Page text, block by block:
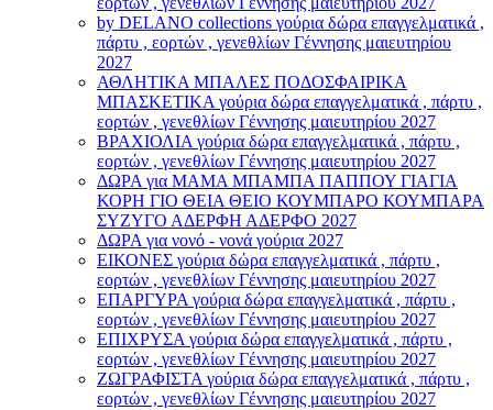
by DELANO collections γούρια δώρα επαγγελματικά ,
πάρτυ , εορτών , γενεθλίων Γέννησης μαιευτηρίου
2027
ΑΘΛΗΤΙΚΑ ΜΠΑΛΕΣ ΠΟΔΟΣΦΑΙΡΙΚΑ
ΜΠΑΣΚΕΤΙΚΑ γούρια δώρα επαγγελματικά , πάρτυ ,
εορτών , γενεθλίων Γέννησης μαιευτηρίου 2027
ΒΡΑΧΙΟΛΙA γούρια δώρα επαγγελματικά , πάρτυ ,
εορτών , γενεθλίων Γέννησης μαιευτηρίου 2027
ΔΩΡΑ για ΜΑΜΑ ΜΠΑΜΠΑ ΠΑΠΠΟΥ ΓΙΑΓΙΑ
ΚΟΡΗ ΓΙΟ ΘΕΙΑ ΘΕΙΟ ΚΟΥΜΠΑΡΟ ΚΟΥΜΠΑΡΑ
ΣΥΖΥΓΟ ΑΔΕΡΦΗ ΑΔΕΡΦΟ 2027
ΔΩΡΑ για νονό - νονά γούρια 2027
ΕΙΚΟΝΕΣ γούρια δώρα επαγγελματικά , πάρτυ ,
εορτών , γενεθλίων Γέννησης μαιευτηρίου 2027
ΕΠΑΡΓΥΡΑ γούρια δώρα επαγγελματικά , πάρτυ ,
εορτών , γενεθλίων Γέννησης μαιευτηρίου 2027
ΕΠΙΧΡΥΣΑ γούρια δώρα επαγγελματικά , πάρτυ ,
εορτών , γενεθλίων Γέννησης μαιευτηρίου 2027
ΖΩΓΡΑΦΙΣΤΑ γούρια δώρα επαγγελματικά , πάρτυ ,
εορτών , γενεθλίων Γέννησης μαιευτηρίου 2027